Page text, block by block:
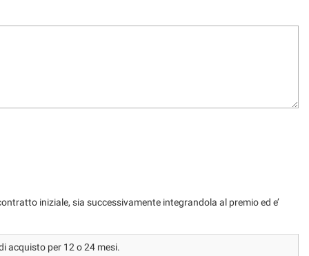
iniziale, sia successivamente integrandola al premio ed e’
acquisto per 12 o 24 mesi.